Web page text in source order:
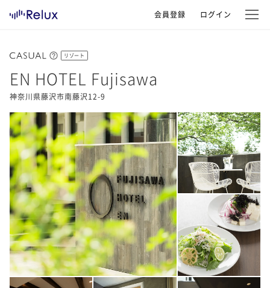
会員登録 ログイン
リゾート
EN HOTEL Fujisawa
神奈川県藤沢市南藤沢12-9